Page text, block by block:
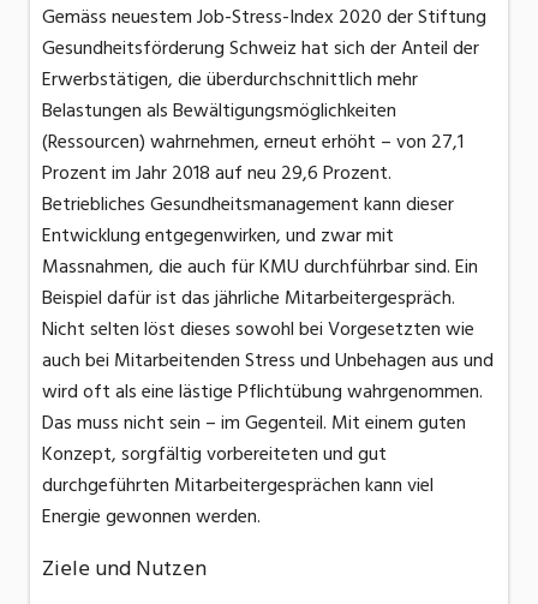
Gemäss neuestem Job-Stress-Index 2020 der Stiftung
Gesundheitsförderung Schweiz hat sich der Anteil der
Erwerbstätigen, die überdurchschnittlich mehr
Belastungen als Bewältigungsmöglichkeiten
(Ressourcen) wahrnehmen, erneut erhöht – von 27,1
Prozent im Jahr 2018 auf neu 29,6 Prozent.
Betriebliches Gesundheitsmanagement kann dieser
Entwicklung entgegenwirken, und zwar mit
Massnahmen, die auch für KMU durchführbar sind. Ein
Beispiel dafür ist das jährliche Mitarbeitergespräch.
Nicht selten löst dieses sowohl bei Vorgesetzten wie
auch bei Mitarbeitenden Stress und Unbehagen aus und
wird oft als eine lästige Pflichtübung wahrgenommen.
Das muss nicht sein – im Gegenteil. Mit einem guten
Konzept, sorgfältig vorbereiteten und gut
durchgeführten Mitarbeitergesprächen kann viel
Energie gewonnen werden.
Ziele und Nutzen